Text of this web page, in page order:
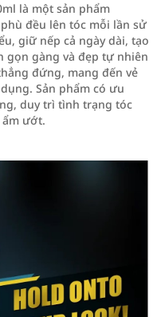
là một sản phẩm
đều lên tóc mỗi lần sử
giữ nếp cả ngày dài, tạo
gọn gàng và đẹp tự nhiên
đứng, mang đến vẻ
Sản phẩm có ưu
duy trì tình trạng tóc
ướt.